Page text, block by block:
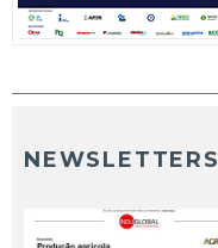
NEWSLETTERS